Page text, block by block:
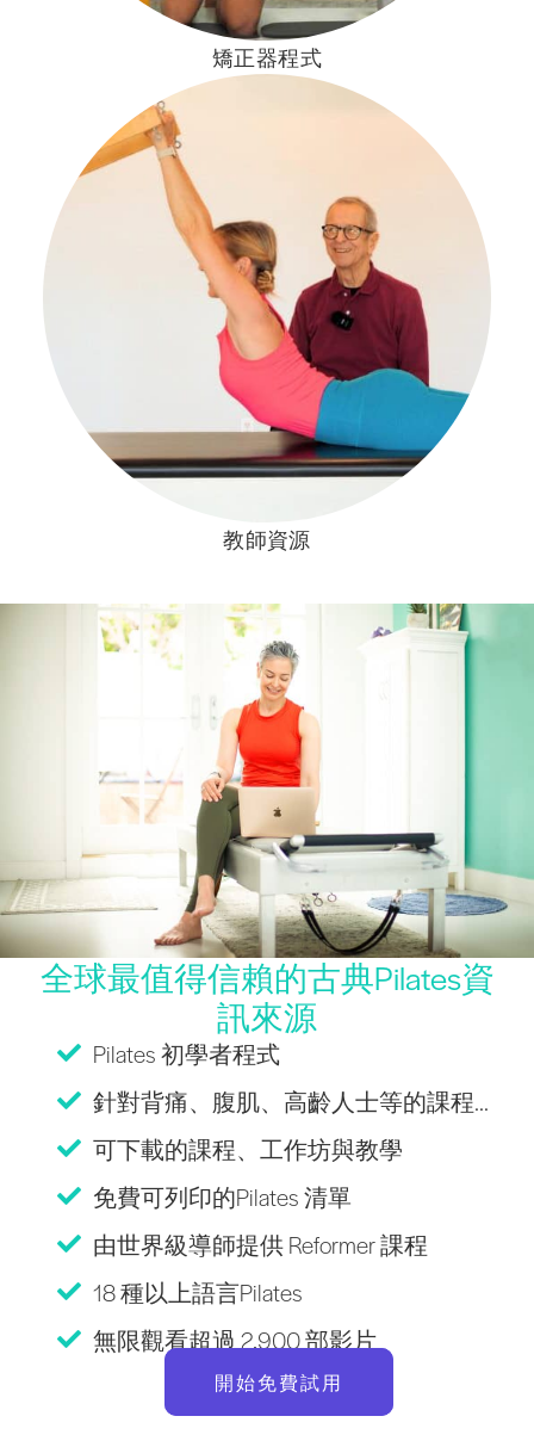
矯正器程式
教師資源
全球最值得信賴的古典Pilates資
訊來源
Pilates 初學者程式
針對背痛、腹肌、高齡人士等的課程...
可下載的課程、工作坊與教學
免費可列印的Pilates 清單
由世界級導師提供 Reformer 課程
18 種以上語言Pilates
無限觀看超過 2,900 部影片
開始免費試用